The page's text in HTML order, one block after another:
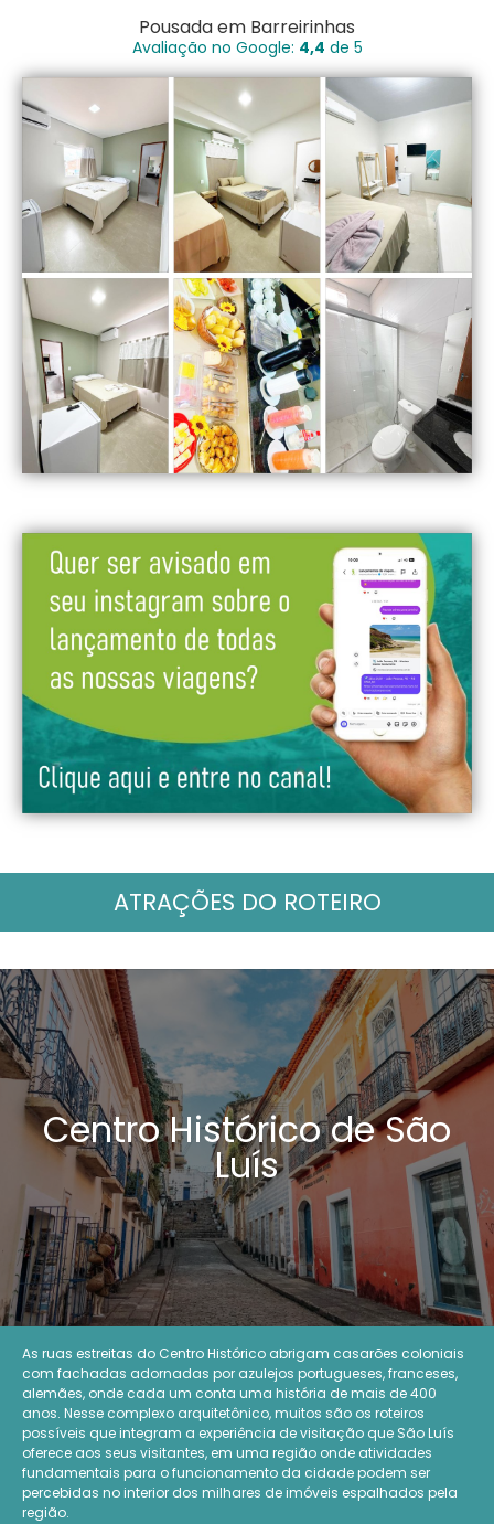
Pousada em Barreirinhas
Avaliação no Google: 4,4 de 5
ATRAÇÕES DO ROTEIRO
Centro Histórico de São
Luís
As ruas estreitas do Centro Histórico abrigam casarões coloniais
com fachadas adornadas por azulejos portugueses, franceses,
alemães, onde cada um conta uma história de mais de 400
anos. Nesse complexo arquitetônico, muitos são os roteiros
possíveis que integram a experiência de visitação que São Luís
oferece aos seus visitantes, em uma região onde atividades
fundamentais para o funcionamento da cidade podem ser
percebidas no interior dos milhares de imóveis espalhados pela
região.